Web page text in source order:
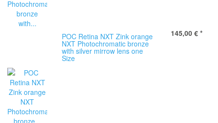
POC Retina NXT Zink orange
NXT Photochromatic bronze
with silver mirrow lens one
Size
145,00 € *